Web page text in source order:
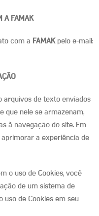
A FAMAK
com a FAMAK pelo e-mail:
arquivos de texto enviados
que nele se armazenam,
à navegação do site. Em
aprimorar a experiência de
o uso de Cookies, você
de um sistema de
uso de Cookies em seu